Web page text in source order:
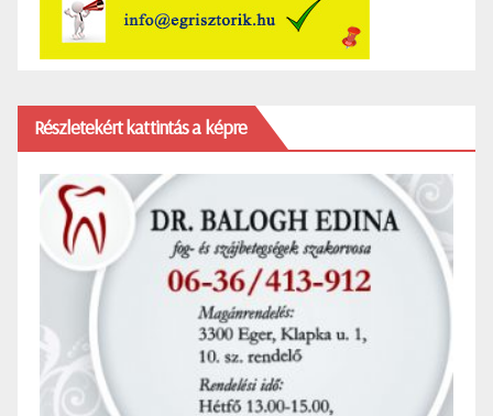
Részletekért kattintás a képre